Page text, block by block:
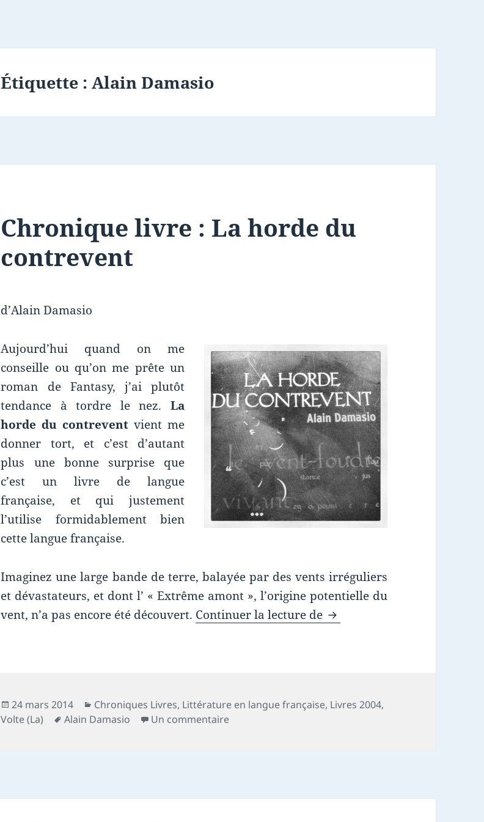
Étiquette :Alain Damasio
Chronique livre : La horde du
contrevent
d’Alain Damasio
Aujourd’hui quand on me
conseille ou qu’on me prête un
roman de Fantasy, j’ai plutôt
tendance à tordre le nez. La
horde du contrevent vient me
donner tort, et c’est d’autant
plus une bonne surprise que
c’est un livre de langue
française, et qui justement
l’utilise formidablement bien
cette langue française.
Imaginez une large bande de terre, balayée par des vents irréguliers
et dévastateurs, et dont l’ « Extrême amont », l’origine potentielle du
vent, n’a pas encore été découvert. Continuer la lecture de Chronique livre : La horde
Publié
le
24 mars 2014 Catégories
Chroniques Livres, Littérature en langue française, Livres 2004,
Volte (La)
Mots-
Alain Damasio Un commentairesur Chronique livre : La horde du contrevent